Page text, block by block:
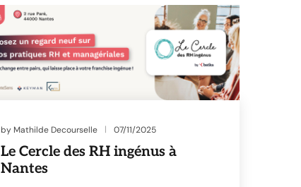
by Mathilde Decourselle 07/11/2025
Le Cercle des RH ingénus à
Nantes